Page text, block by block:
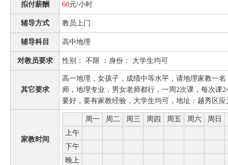
拟付薪酬 60元/小时
辅导方式 教员上门
辅导科目 高中地理
对教员要求 性别： 不限 ；身份： 大学生均可
其它要求
高一地理，女孩子，成绩中等水平，请地理家教一
师，地理专业，男女老师都行，一周2次课，每次课
要好，要有家教经验，大学生均可，地址：越秀区应
家教时间
周一 周二 周三 周四 周五 周六 周日
上午
下午
晚上